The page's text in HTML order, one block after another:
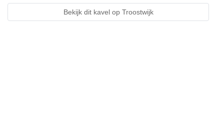
Bekijk dit kavel op Troostwijk